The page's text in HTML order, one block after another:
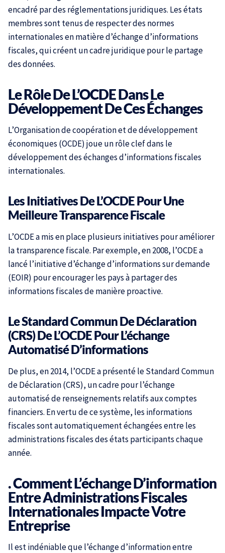
encadré par des réglementations juridiques. Les états
membres sont tenus de respecter des normes
internationales en matière d’échange d’informations
fiscales, qui créent un cadre juridique pour le partage
des données.
Le Rôle De L’OCDE Dans Le
Développement De Ces Échanges
L’Organisation de coopération et de développement
économiques (OCDE) joue un rôle clef dans le
développement des échanges d’informations fiscales
internationales.
Les Initiatives De L’OCDE Pour Une
Meilleure Transparence Fiscale
L’OCDE a mis en place plusieurs initiatives pour améliorer
la transparence fiscale. Par exemple, en 2008, l’OCDE a
lancé l’initiative d’échange d’informations sur demande
(EOIR) pour encourager les pays à partager des
informations fiscales de manière proactive.
Le Standard Commun De Déclaration
(CRS) De L’OCDE Pour L’échange
Automatisé D’informations
De plus, en 2014, l’OCDE a présenté le Standard Commun
de Déclaration (CRS), un cadre pour l’échange
automatisé de renseignements relatifs aux comptes
financiers. En vertu de ce système, les informations
fiscales sont automatiquement échangées entre les
administrations fiscales des états participants chaque
année.
. Comment L’échange D’information
Entre Administrations Fiscales
Internationales Impacte Votre
Entreprise
Il est indéniable que l’échange d’information entre